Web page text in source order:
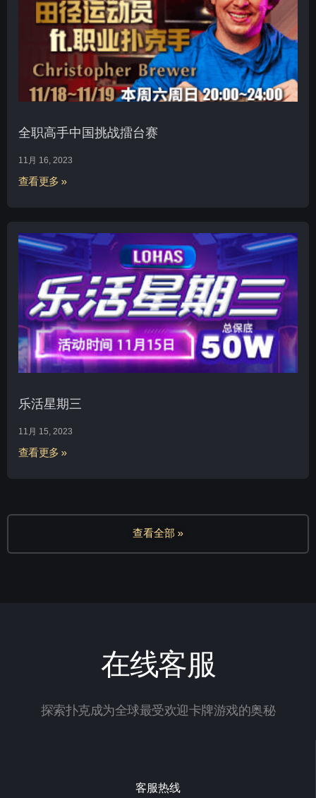
全职高手中国挑战擂台赛
11月 16, 2023
查看更多 »
乐活星期三
11月 15, 2023
查看更多 »
查看全部 »
在线客服
探索扑克成为全球最受欢迎卡牌游戏的奥秘
客服热线